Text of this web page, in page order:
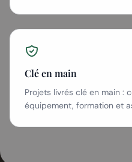
Clé en main
Projets livrés clé en main :
équipement, formation et